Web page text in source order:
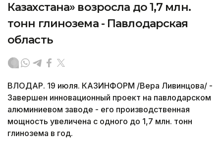
Казахстана» возросла до 1,7 млн.
тонн глинозема - Павлодарская
область
ВЛОДАР. 19 июля. КАЗИНФОРМ /Вера Ливинцова/ -
Завершен инновационный проект на павлодарском
алюминиевом заводе - его производственная
мощность увеличена с одного до 1,7 млн. тонн
глинозема в год.